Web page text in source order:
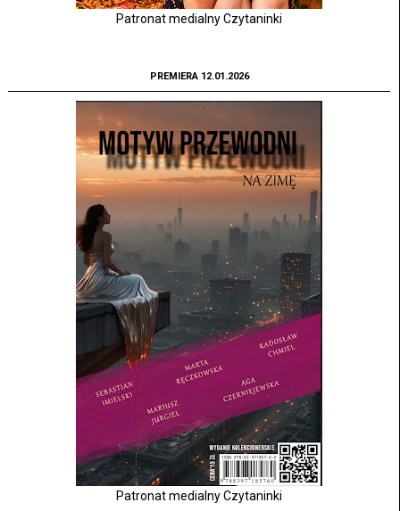
Patronat medialny Czytaninki
PREMIERA 12.01.2026
Patronat medialny Czytaninki